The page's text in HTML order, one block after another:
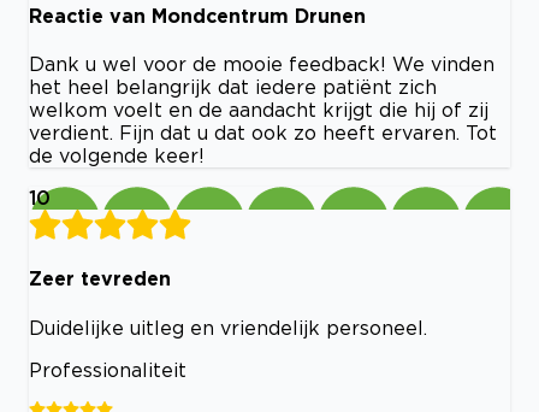
Reactie van Mondcentrum Drunen
Dank u wel voor de mooie feedback! We vinden
het heel belangrijk dat iedere patiënt zich
welkom voelt en de aandacht krijgt die hij of zij
verdient. Fijn dat u dat ook zo heeft ervaren. Tot
de volgende keer!
10
Zeer tevreden
Duidelijke uitleg en vriendelijk personeel.
Professionaliteit